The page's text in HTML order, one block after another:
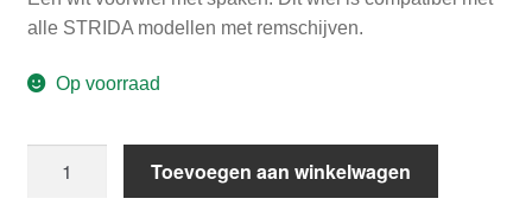
alle STRIDA modellen met remschijven.
Op voorraad
Toevoegen aan winkelwagen